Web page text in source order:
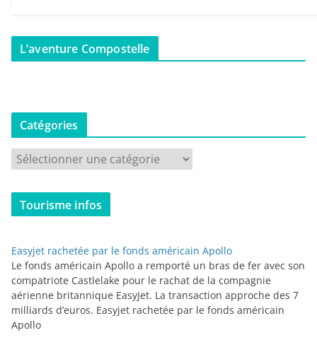
L’aventure Compostelle
Catégories
a
t
o
r
i
e
s
Tourisme infos
Easyjet rachetée par le fonds américain Apollo
Le fonds américain Apollo a remporté un bras de fer avec son
compatriote Castlelake pour le rachat de la compagnie
aérienne britannique EasyJet. La transaction approche des 7
milliards d’euros. Easyjet rachetée par le fonds américain
Apollo